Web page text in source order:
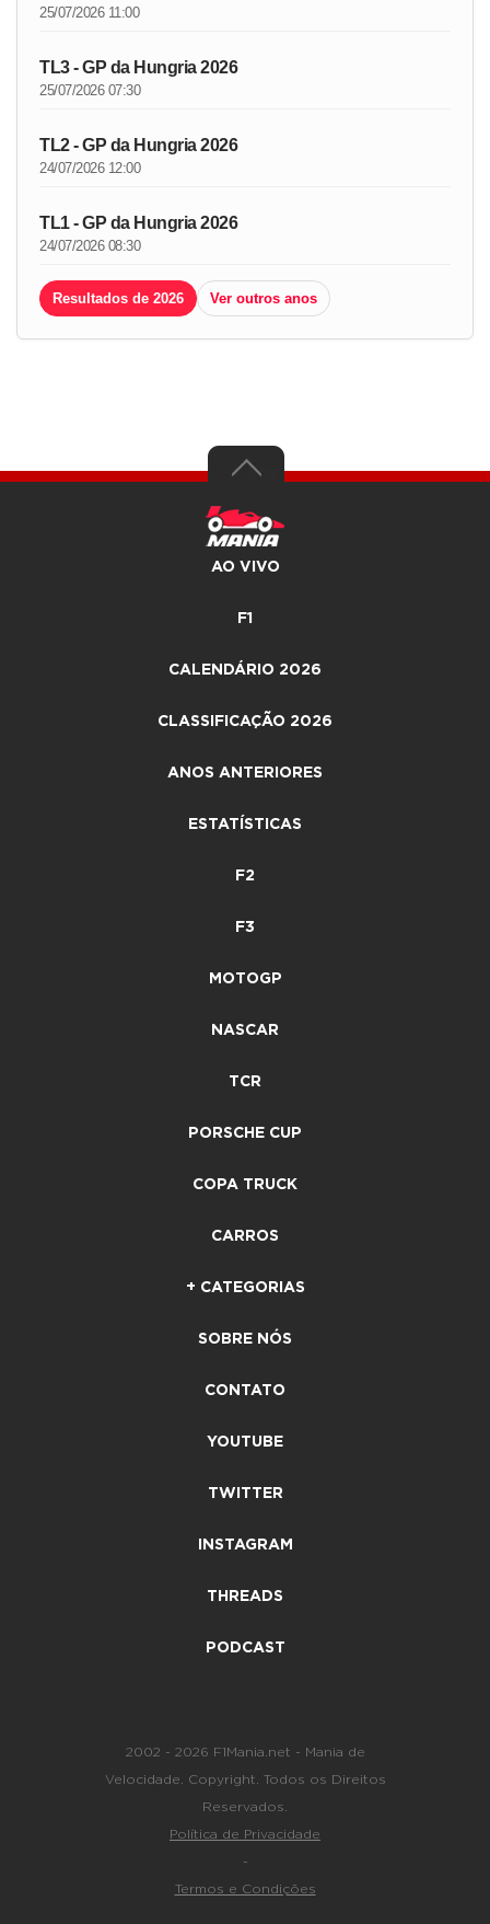
25/07/2026 11:00
TL3 - GP da Hungria 2026
25/07/2026 07:30
TL2 - GP da Hungria 2026
24/07/2026 12:00
TL1 - GP da Hungria 2026
24/07/2026 08:30
Resultados de 2026 Ver outros anos
AO VIVO
F1
CALENDÁRIO 2026
CLASSIFICAÇÃO 2026
ANOS ANTERIORES
ESTATÍSTICAS
F2
F3
MOTOGP
NASCAR
TCR
PORSCHE CUP
COPA TRUCK
CARROS
+ CATEGORIAS
SOBRE NÓS
CONTATO
YOUTUBE
TWITTER
INSTAGRAM
THREADS
PODCAST
2002 - 2026 F1Mania.net - Mania de
Velocidade. Copyright. Todos os Direitos
Reservados.
Política de Privacidade
-
Termos e Condições